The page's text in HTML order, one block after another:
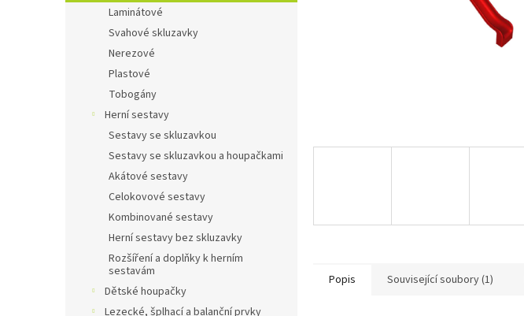
n
Laminátové
Svahové skluzavky
Nerezové
Plastové
Tobogány
Herní sestavy
Sestavy se skluzavkou
Sestavy se skluzavkou a houpačkami
Akátové sestavy
Celokovové sestavy
Kombinované sestavy
Herní sestavy bez skluzavky
Rozšíření a doplňky k herním
sestavám
Dětské houpačky
Lezecké, šplhací a balanční prvky
Popis Související soubory (1)